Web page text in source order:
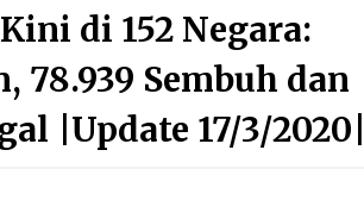
di 152 Negara:
78.939 Sembuh dan
|Update 17/3/